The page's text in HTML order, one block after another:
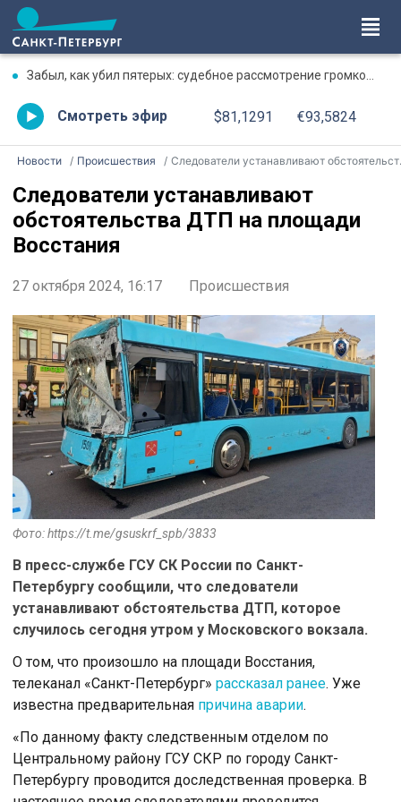
Забыл, как убил пятерых: судебное рассмотрение громкого дела о массовом убийстве в Липной Горке приостановлено
Смотреть эфир $81,1291 €93,5824
Новости Происшествия Следователи устанавливают обстоятельства ДТП на площади Восстания
Следователи устанавливают
обстоятельства ДТП на площади
Восстания
27 октября 2024, 16:17 Происшествия
Фото: https://t.me/gsuskrf_spb/3833
В пресс-службе ГСУ СК России по Санкт-
Петербургу сообщили, что следователи
устанавливают обстоятельства ДТП, которое
случилось сегодня утром у Московского вокзала.
О том, что произошло на площади Восстания,
телеканал «Санкт-Петербург» рассказал ранее. Уже
известна предварительная причина аварии.
«По данному факту следственным отделом по
Центральному району ГСУ СКР по городу Санкт-
Петербургу проводится доследственная проверка. В